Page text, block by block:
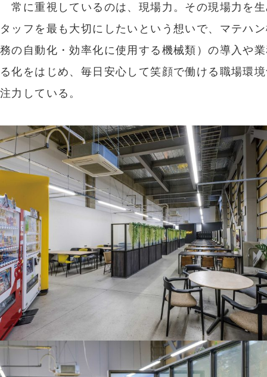
常に重視しているのは、現場力。その現場力を
タッフを最も大切にしたいという想いで、マテハ
務の自動化・効率化に使用する機械類）の導入や
る化をはじめ、毎日安心して笑顔で働ける職場環
注力している。